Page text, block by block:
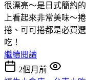
很漂亮～是日式簡約
上看起來非常美味～
捲、可可捲都是必買
吃！
繼續閱讀
2個月前